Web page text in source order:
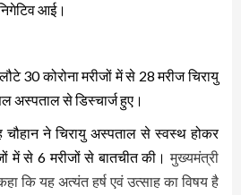
आई।
30 कोरोना मरीजों में से 28 मरीज चिरायु
अस्पताल से डिस्चार्ज हुए।
चौहान ने चिरायु अस्पताल से स्वस्थ होकर
में से 6 मरीजों से बातचीत की।मुख्यमंत्री
कि यह अत्यंत हर्ष एवं उत्साह का विषय है